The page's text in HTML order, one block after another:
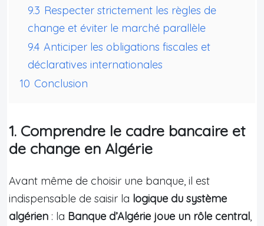
9.3 Respecter strictement les règles de
change et éviter le marché parallèle
9.4 Anticiper les obligations fiscales et
déclaratives internationales
10 Conclusion
1. Comprendre le cadre bancaire et
de change en Algérie
Avant même de choisir une banque, il est
indispensable de saisir la logique du système
algérien : la Banque d’Algérie joue un rôle central,